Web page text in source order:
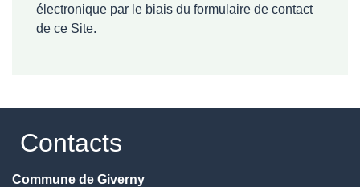
électronique par le biais du formulaire de contact
de ce Site.
Contacts
Commune de Giverny